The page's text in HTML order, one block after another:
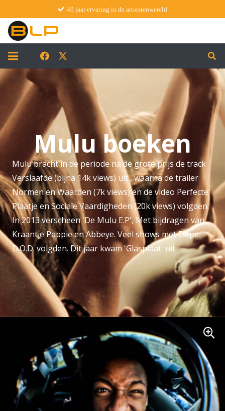
40 jaar ervaring in de artiestenwereld
Mulu boeken
Mulu bracht in de periode na de grote prijs de track
Verslaafde (bijna 14k views) uit , waarna de trailer
Normen en Waarden (7k views) en de video Perfecte'
Plaatje en Sociale Vaardigheden (20k views) volgden.
In 2013 verscheen 'De Mulu E.P', Met bijdragen van
Kraantje Pappie en Abbeye. Veel shows met Dope
D.O.D. volgden. Dit jaar kwam 'Glasplaat' uit.